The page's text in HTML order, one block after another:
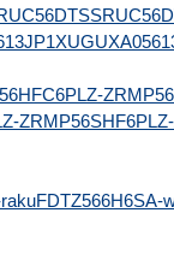
PLZ-
ZRMP56SHF6
FDTZ566H6SA-